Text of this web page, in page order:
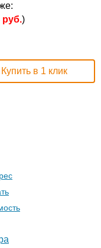
руб.)
Купить в 1 клик